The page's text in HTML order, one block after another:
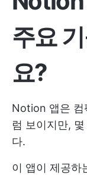
주요
요?
Notion 앱은 컴
럼 보이지만,
다.
이 앱이 제공하